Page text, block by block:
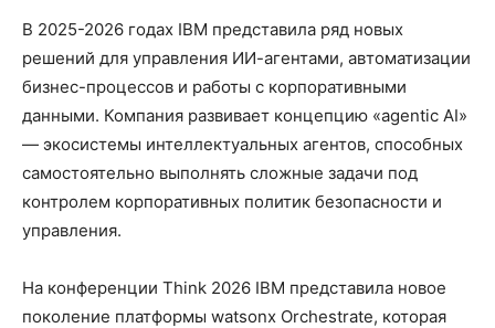
В 2025-2026 годах IBM представила ряд новых
решений для управления ИИ-агентами, автоматизации
бизнес-процессов и работы с корпоративными
данными. Компания развивает концепцию «agentic AI»
— экосистемы интеллектуальных агентов, способных
самостоятельно выполнять сложные задачи под
контролем корпоративных политик безопасности и
управления.
На конференции Think 2026 IBM представила новое
поколение платформы watsonx Orchestrate, которая